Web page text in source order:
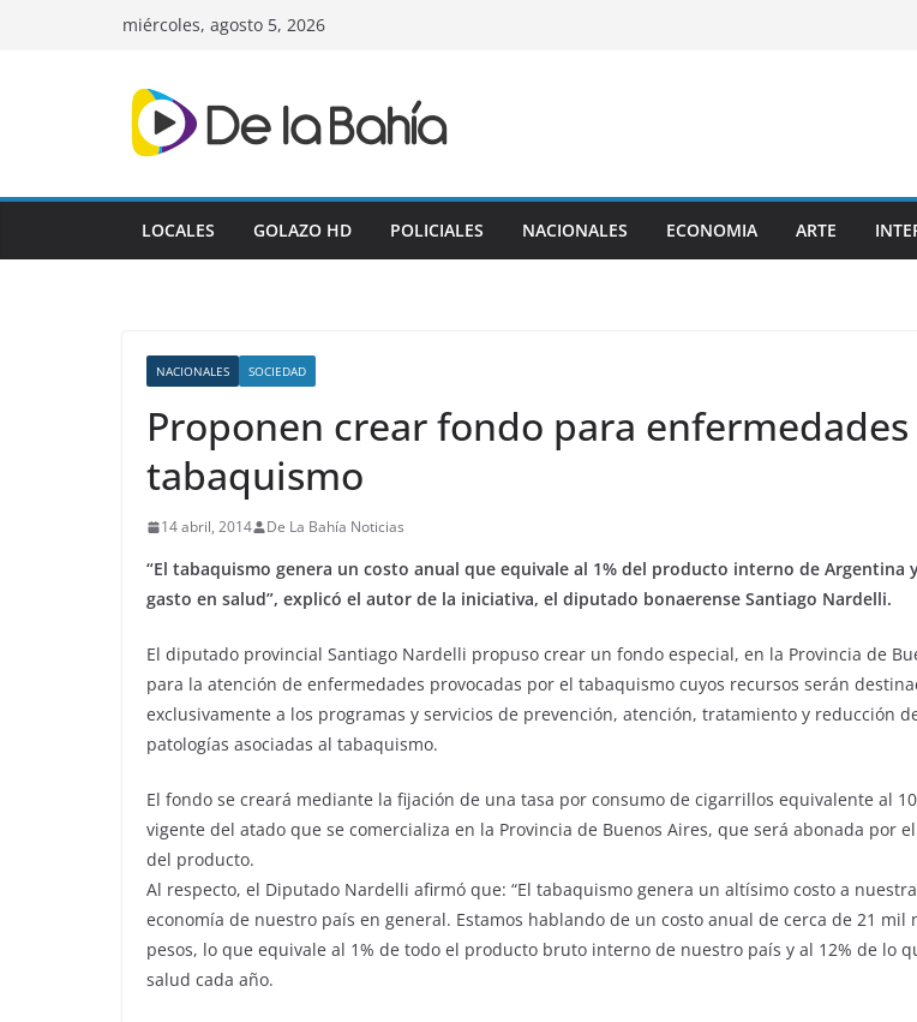
miércoles, agosto 5, 2026
LOCALES GOLAZO HD POLICIALES NACIONALES ECONOMIA ARTE
NACIONALES SOCIEDAD
Proponen crear fondo para enfermedades
tabaquismo
14 abril, 2014 De La Bahía Noticias
“El tabaquismo genera un costo anual que equivale al 1% del producto interno de Argentina
gasto en salud”, explicó el autor de la iniciativa, el diputado bonaerense Santiago Nardelli.
El diputado provincial Santiago Nardelli propuso crear un fondo especial, en la Provincia de
para la atención de enfermedades provocadas por el tabaquismo cuyos recursos serán
exclusivamente a los programas y servicios de prevención, atención, tratamiento y reducción
patologías asociadas al tabaquismo.
El fondo se creará mediante la fijación de una tasa por consumo de cigarrillos equivalente al
vigente del atado que se comercializa en la Provincia de Buenos Aires, que será abonada por
del producto.
Al respecto, el Diputado Nardelli afirmó que: “El tabaquismo genera un altísimo costo a
economía de nuestro país en general. Estamos hablando de un costo anual de cerca de 21 mil
pesos, lo que equivale al 1% de todo el producto bruto interno de nuestro país y al 12% de lo
salud cada año.